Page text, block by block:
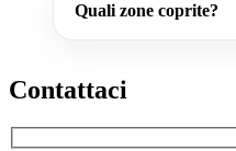
Quali zone coprite?
Contattaci